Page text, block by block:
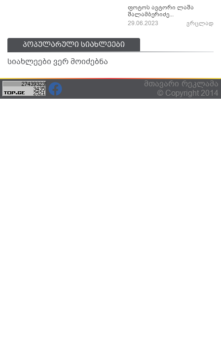
ფოტოს ავტორი ლაშა
შალამბერიძე...
29.06.2023
ვრცლად
პოპულარული სიახლეები
სიახლეები ვერ მოიძებნა
მთავარი რეკლამა
© Copyright 2014